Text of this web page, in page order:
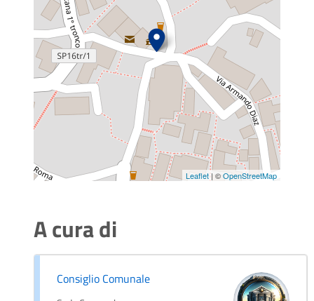
Leaflet| ©OpenStreetMap
A cura di
Consiglio Comunale